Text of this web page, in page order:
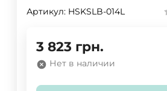
Артикул: HSKSLB-014L
3 823 грн.
Нет в наличии